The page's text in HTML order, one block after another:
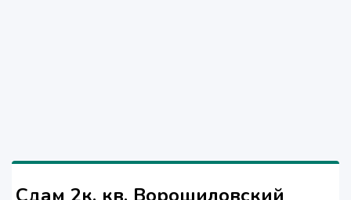
Сдам 2к. кв. Ворошиловский